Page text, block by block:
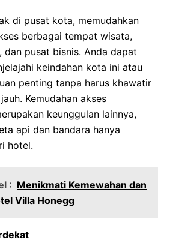
di pusat kota, memudahkan
berbagai tempat wisata,
dan pusat bisnis. Anda dapat
keindahan kota ini atau
penting tanpa harus khawatir
Kemudahan akses
keunggulan lainnya,
api dan bandara hanya
hotel.
: Menikmati Kemewahan dan
Villa Honegg